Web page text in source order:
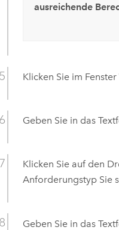
ausreichende
Klicken Sie im Fenster
Geben Sie in das
Klicken Sie auf den
Anforderungstyp Sie
Geben Sie in das